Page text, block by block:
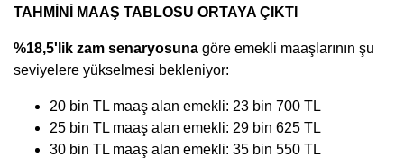
TAHMİNİ MAAŞ TABLOSU ORTAYA ÇIKTI
%18,5'lik zam senaryosuna göre emekli maaşlarının şu
seviyelere yükselmesi bekleniyor:
20 bin TL maaş alan emekli: 23 bin 700 TL
25 bin TL maaş alan emekli: 29 bin 625 TL
30 bin TL maaş alan emekli: 35 bin 550 TL